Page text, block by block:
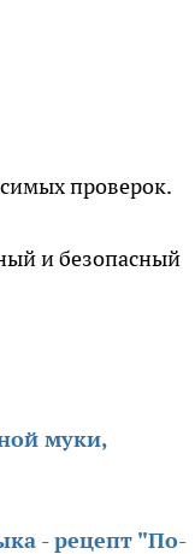
проверок.
и безопасный
муки,
- рецепт "По-